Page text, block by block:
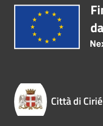
Città di Cirié